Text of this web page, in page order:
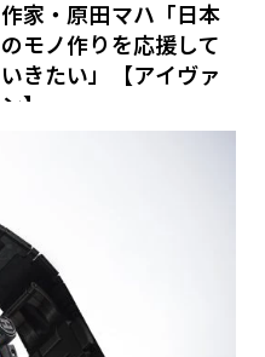
作家・原田マハ「日本
のモノ作りを応援して
いきたい」【アイヴァ
ン】